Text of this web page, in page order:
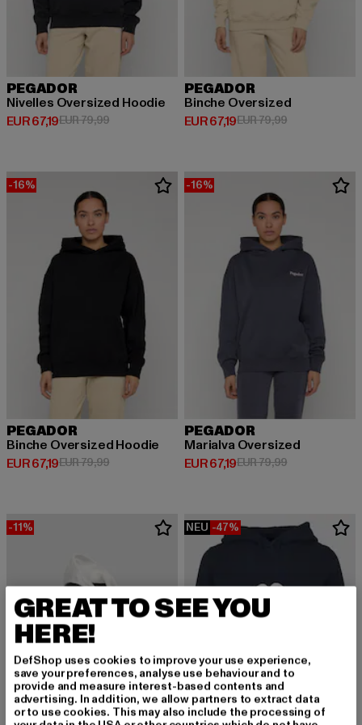
PEGADOR
Nivelles Oversized Hoodie
EUR 67,19
Derzeitiger Preis: EUR 67,19
EUR 79,99Aktionspreis: EUR 79,99
PEGADOR
Binche Oversized
EUR 67,19
Derzeitiger Preis: EUR 67,19
EUR 79,99Aktionspreis:
-16%
PEGADOR
Binche Oversized Hoodie
EUR 67,19
Derzeitiger Preis: EUR 67,19
EUR 79,99Aktionspreis: EUR 79,99
-16%
PEGADOR
Marialva Oversized
EUR 67,19
Derzeitiger Preis: EUR 67,19
EUR 79,99Aktionspreis:
-11% NEU -47%
GREAT TO SEE YOU
HERE!
DefShop uses cookies to improve your use experience,
save your preferences, analyse use behaviour and to
provide and measure interest-based contents and
advertising. In addition, we allow partners to extract data
or to use cookies. This may also include the processing of